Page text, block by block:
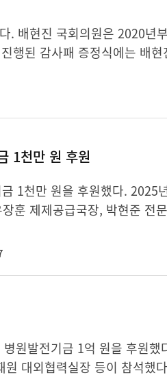
. 배현진 국회의원은 2020년
행된 감사패 증정식에는 배
1천만 원 후원
1천만 원을 후원했다. 2025
훈 제제공급국장, 박현준 전
원발전기금 1억 원을 후원
대외협력실장 등이 참석했